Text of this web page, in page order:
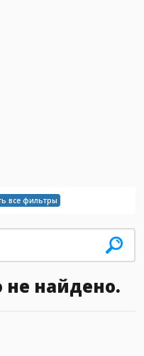
все фильтры
не найдено.